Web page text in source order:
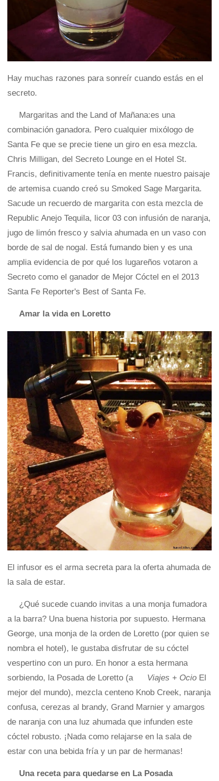
Hay muchas razones para sonreír cuando estás en el
secreto.
Margaritas and the Land of Mañana:es una
combinación ganadora. Pero cualquier mixólogo de
Santa Fe que se precie tiene un giro en esa mezcla.
Chris Milligan, del Secreto Lounge en el Hotel St.
Francis, definitivamente tenía en mente nuestro paisaje
de artemisa cuando creó su Smoked Sage Margarita.
Sacude un recuerdo de margarita con esta mezcla de
Republic Anejo Tequila, licor 03 con infusión de naranja,
jugo de limón fresco y salvia ahumada en un vaso con
borde de sal de nogal. Está fumando bien y es una
amplia evidencia de por qué los lugareños votaron a
Secreto como el ganador de Mejor Cóctel en el 2013
Santa Fe Reporter's Best of Santa Fe.
Amar la vida en Loretto
El infusor es el arma secreta para la oferta ahumada de
la sala de estar.
¿Qué sucede cuando invitas a una monja fumadora
a la barra? Una buena historia por supuesto. Hermana
George, una monja de la orden de Loretto (por quien se
nombra el hotel), le gustaba disfrutar de su cóctel
vespertino con un puro. En honor a esta hermana
sorbiendo, la Posada de Loretto (a
Viajes + Ocio El
mejor del mundo), mezcla centeno Knob Creek, naranja
confusa, cerezas al brandy, Grand Marnier y amargos
de naranja con una luz ahumada que infunden este
cóctel robusto. ¡Nada como relajarse en la sala de
estar con una bebida fría y un par de hermanas!
Una receta para quedarse en La Posada